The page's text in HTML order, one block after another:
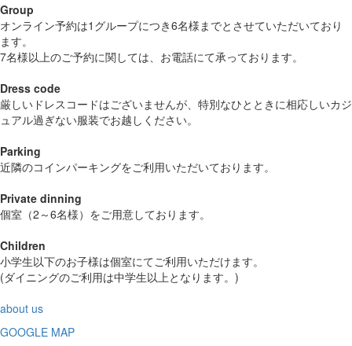
Group
オンライン予約は1グループにつき6名様までとさせていただいており
ます。
7名様以上のご予約に関しては、お電話にて承っております。
Dress code
厳しいドレスコードはございませんが、特別なひとときに相応しいカジ
ュアル過ぎない服装でお越しください。
Parking
近隣のコインパーキングをご利用いただいております。
Private dinning
個室（2～6名様）をご用意しております。
Children
小学生以下のお子様は個室にてご利用いただけます。
(ダイニングのご利用は中学生以上となります。)
about us
GOOGLE MAP